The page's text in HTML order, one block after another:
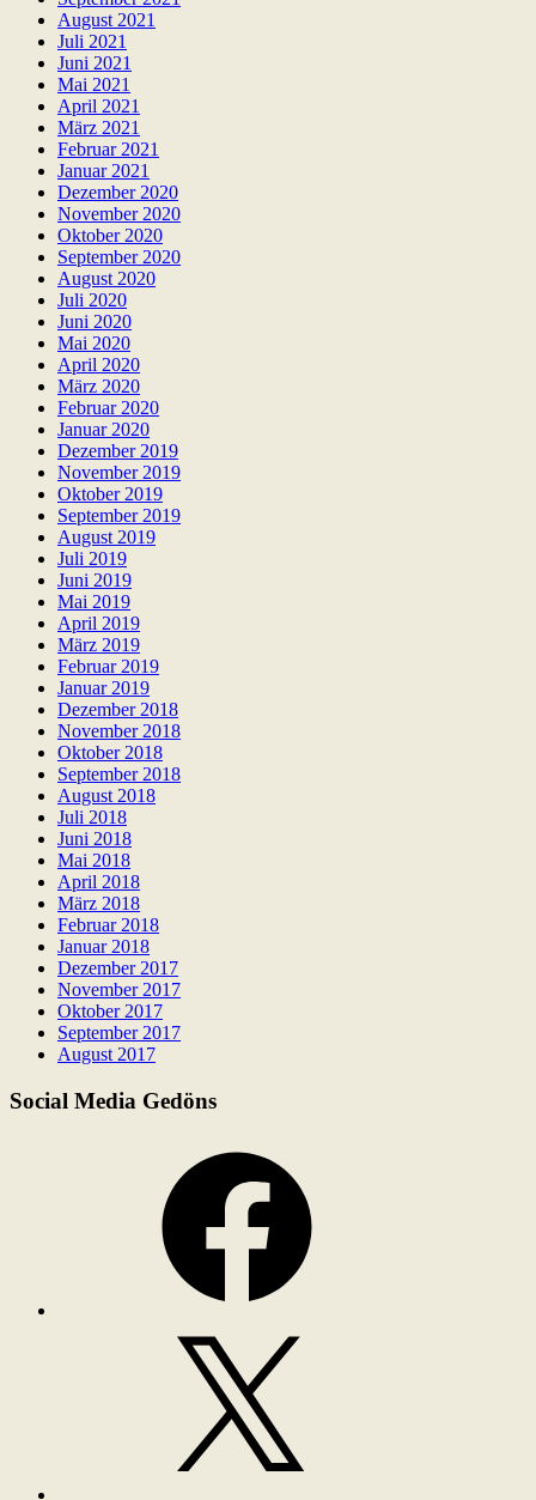
August 2021
Juli 2021
Juni 2021
Mai 2021
April 2021
März 2021
Februar 2021
Januar 2021
Dezember 2020
November 2020
Oktober 2020
September 2020
August 2020
Juli 2020
Juni 2020
Mai 2020
April 2020
März 2020
Februar 2020
Januar 2020
Dezember 2019
November 2019
Oktober 2019
September 2019
August 2019
Juli 2019
Juni 2019
Mai 2019
April 2019
März 2019
Februar 2019
Januar 2019
Dezember 2018
November 2018
Oktober 2018
September 2018
August 2018
Juli 2018
Juni 2018
Mai 2018
April 2018
März 2018
Februar 2018
Januar 2018
Dezember 2017
November 2017
Oktober 2017
September 2017
August 2017
Social Media Gedöns